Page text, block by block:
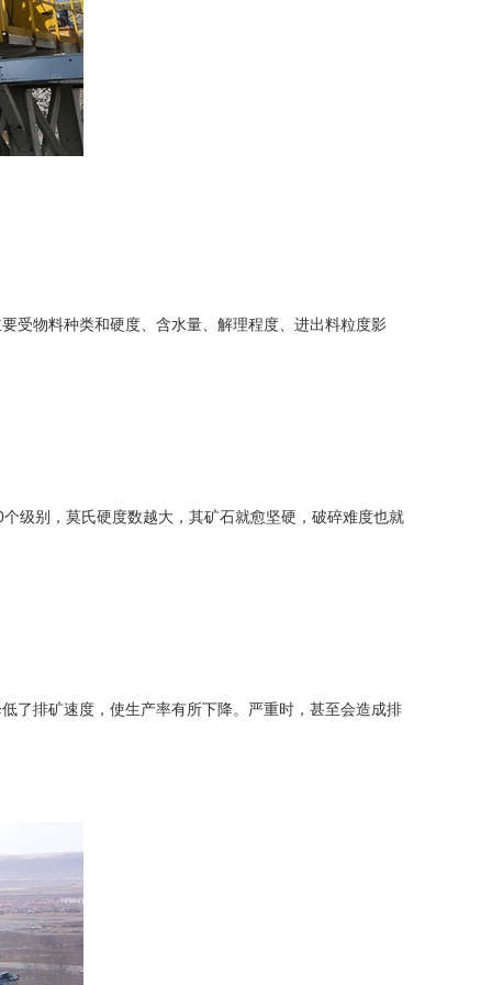
物料种类和硬度、含水量、解理程度、进出料粒度影
别，莫氏硬度数越大，其矿石就愈坚硬，破碎难度也就
排矿速度，使生产率有所下降。严重时，甚至会造成排